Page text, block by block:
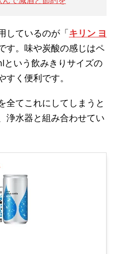
しているのが「 キリン ヨ
す。味や炭酸の感じはペ
という飲みきりサイズの
すく便利です。
全てこれにしてしまうと
浄水器と組み合わせてい